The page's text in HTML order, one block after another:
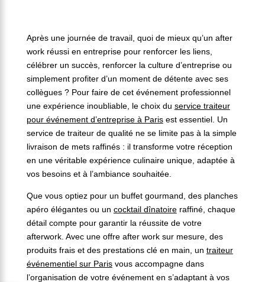
Après une journée de travail, quoi de mieux qu’un after
work réussi en entreprise pour renforcer les liens,
célébrer un succès, renforcer la culture d’entreprise ou
simplement profiter d’un moment de détente avec ses
collègues ? Pour faire de cet événement professionnel
une expérience inoubliable, le choix du service traiteur
pour événement d’entreprise à Parisest essentiel. Un
service de traiteur de qualité ne se limite pas à la simple
livraison de mets raffinés : il transforme votre réception
en une véritable expérience culinaire unique, adaptée à
vos besoins et à l’ambiance souhaitée.
Que vous optiez pour un buffet gourmand, des planches
apéro élégantes ou un cocktail dînatoireraffiné, chaque
détail compte pour garantir la réussite de votre
afterwork. Avec une offre after work sur mesure, des
produits frais et des prestations clé en main, un traiteur
événementiel sur Parisvous accompagne dans
l’organisation de votre événement en s’adaptant à vos